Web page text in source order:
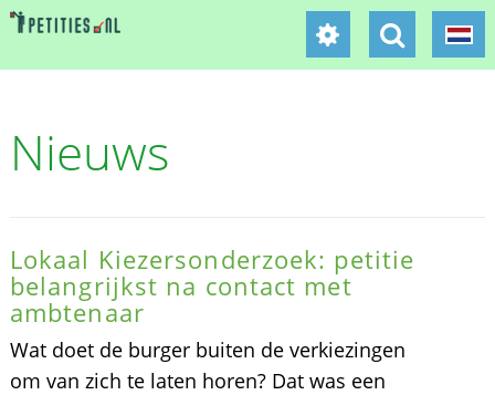
Nieuws
Lokaal Kiezersonderzoek: petitie
belangrijkst na contact met
ambtenaar
Wat doet de burger buiten de verkiezingen
om van zich te laten horen? Dat was een